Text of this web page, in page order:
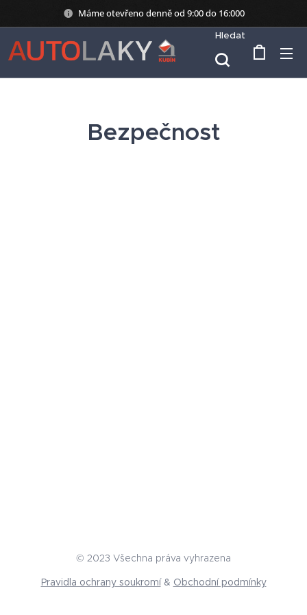
Máme otevřeno denně od 9:00 do 16:000
Hledat
Bezpečnost
© 2023 Všechna práva vyhrazena
Pravidla ochrany soukromí& Obchodní podmínky